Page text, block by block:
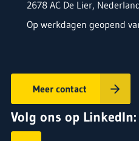
2678 AC De Lier,
Op werkdagen geopend
Meer contact
Volg ons op LinkedIn:
Naam*
Bericht